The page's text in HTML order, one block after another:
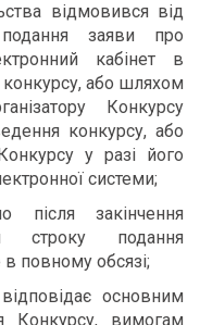
відмовився від
заяви про
кабінет в
конкурсу, або шляхом
Конкурсу
конкурсу, або
у разі його
системи;
після закінчення
строку подання
повному обсязі;
основним
Конкурсу, вимогам